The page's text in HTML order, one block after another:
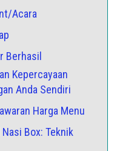
Acara
Berhasil
Kepercayaan
Anda Sendiri
Harga Menu
Box: Teknik